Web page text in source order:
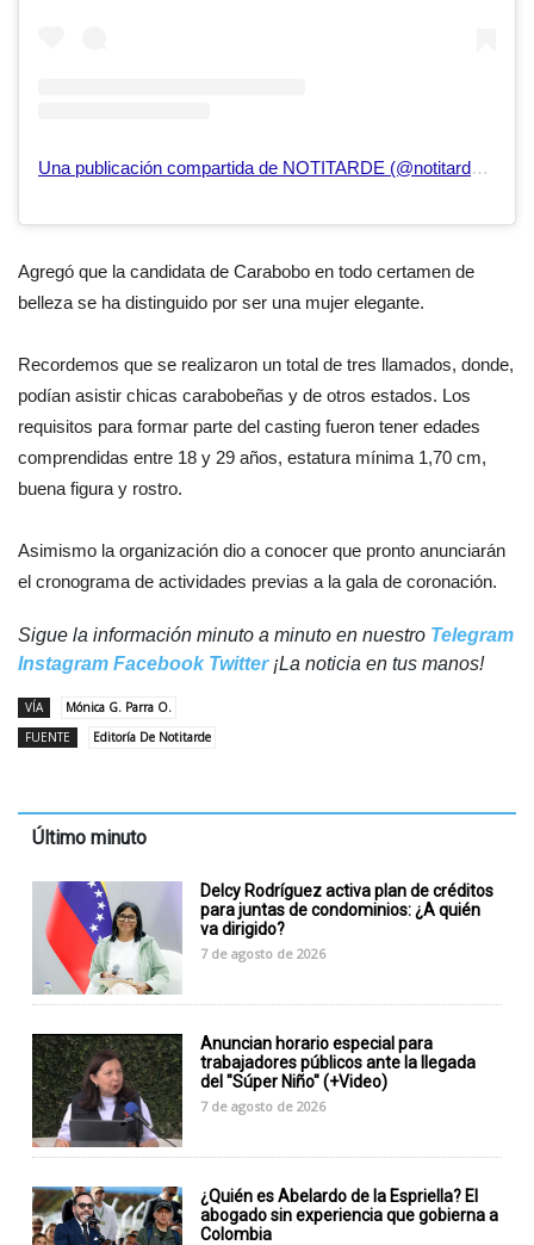
Una publicación compartida de NOTITARDE (@notitarde.web)
Agregó que la candidata de Carabobo en todo certamen de
belleza se ha distinguido por ser una mujer elegante.
Recordemos que se realizaron un total de tres llamados, donde,
podían asistir chicas carabobeñas y de otros estados. Los
requisitos para formar parte del casting fueron tener edades
comprendidas entre 18 y 29 años, estatura mínima 1,70 cm,
buena figura y rostro.
Asimismo la organización dio a conocer que pronto anunciarán
el cronograma de actividades previas a la gala de coronación.
Sigue la información minuto a minuto en nuestro Telegram
Instagram Facebook Twitter¡La noticia en tus manos!
VÍA
Mónica G. Parra O.
FUENTE
Editoría De Notitarde
Último minuto
Delcy Rodríguez activa plan de créditos
para juntas de condominios: ¿A quién
va dirigido?
7 de agosto de 2026
Anuncian horario especial para
trabajadores públicos ante la llegada
del "Súper Niño" (+Video)
7 de agosto de 2026
¿Quién es Abelardo de la Espriella? El
abogado sin experiencia que gobierna a
Colombia